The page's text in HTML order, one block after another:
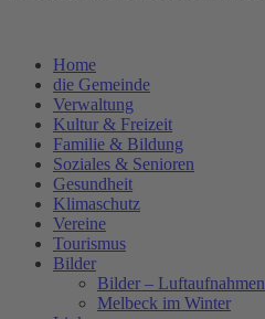
Home
die Gemeinde
Verwaltung
Kultur & Freizeit
Familie & Bildung
Soziales & Senioren
Gesundheit
Klimaschutz
Vereine
Tourismus
Bilder
Bilder – Luftaufnahmen
Melbeck im Winter